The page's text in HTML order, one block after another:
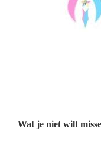
Wat je niet wilt